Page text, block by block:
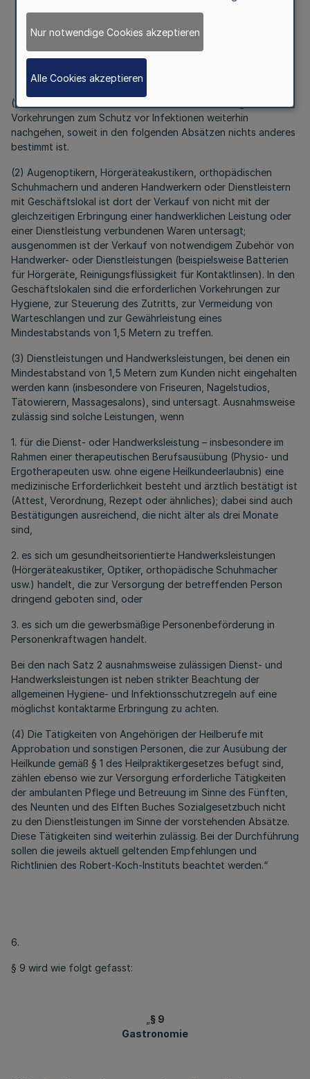
„§ 7
Handwerk, Dienstleistungsgewerbe
(1) Handwerker und Dienstleister können ihrer Tätigkeit mit
Vorkehrungen zum Schutz vor Infektionen weiterhin
nachgehen, soweit in den folgenden Absätzen nichts anderes
bestimmt ist.
(2) Augenoptikern, Hörgeräteakustikern, orthopädischen
Schuhmachern und anderen Handwerkern oder Dienstleistern
mit Geschäftslokal ist dort der Verkauf von nicht mit der
gleichzeitigen Erbringung einer handwerklichen Leistung oder
einer Dienstleistung verbundenen Waren untersagt;
ausgenommen ist der Verkauf von notwendigem Zubehör von
Handwerker- oder Dienstleistungen (beispielsweise Batterien
für Hörgeräte, Reinigungsflüssigkeit für Kontaktlinsen). In den
Geschäftslokalen sind die erforderlichen Vorkehrungen zur
Hygiene, zur Steuerung des Zutritts, zur Vermeidung von
Warteschlangen und zur Gewährleistung eines
Mindestabstands von 1,5 Metern zu treffen.
(3) Dienstleistungen und Handwerksleistungen, bei denen ein
Mindestabstand von 1,5 Metern zum Kunden nicht eingehalten
werden kann (insbesondere von Friseuren, Nagelstudios,
Tätowierern, Massagesalons), sind untersagt. Ausnahmsweise
zulässig sind solche Leistungen, wenn
1. für die Dienst- oder Handwerksleistung – insbesondere im
Rahmen einer therapeutischen Berufsausübung (Physio- und
Ergotherapeuten usw. ohne eigene Heilkundeerlaubnis) eine
medizinische Erforderlichkeit besteht und ärztlich bestätigt ist
(Attest, Verordnung, Rezept oder ähnliches); dabei sind auch
Bestätigungen ausreichend, die nicht älter als drei Monate
sind,
2. es sich um gesundheitsorientierte Handwerksleistungen
(Hörgeräteakustiker, Optiker, orthopädische Schuhmacher
usw.) handelt, die zur Versorgung der betreffenden Person
dringend geboten sind, oder
3. es sich um die gewerbsmäßige Personenbeförderung in
Personenkraftwagen handelt.
Bei den nach Satz 2 ausnahmsweise zulässigen Dienst- und
Handwerksleistungen ist neben strikter Beachtung der
allgemeinen Hygiene- und Infektionsschutzregeln auf eine
möglichst kontaktarme Erbringung zu achten.
(4) Die Tätigkeiten von Angehörigen der Heilberufe mit
Approbation und sonstigen Personen, die zur Ausübung der
Heilkunde gemäß § 1 des Heilpraktikergesetzes befugt sind,
zählen ebenso wie zur Versorgung erforderliche Tätigkeiten
der ambulanten Pflege und Betreuung im Sinne des Fünften,
des Neunten und des Elften Buches Sozialgesetzbuch nicht
zu den Dienstleistungen im Sinne der vorstehenden Absätze.
Diese Tätigkeiten sind weiterhin zulässig. Bei der Durchführung
sollen die jeweils aktuell geltenden Empfehlungen und
Richtlinien des Robert-Koch-Instituts beachtet werden.“
6.
§ 9 wird wie folgt gefasst:
§ 9
Gastronomie
Nur notwendige Cookies akzeptieren
Alle Cookies akzeptieren